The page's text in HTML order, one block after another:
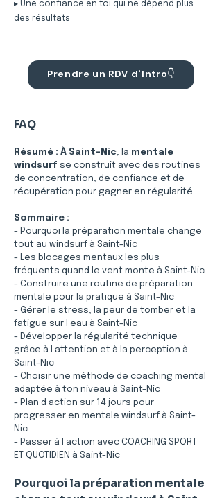
▸ Une confiance en toi qui ne dépend plus
des résultats
Prendre un RDV d'Intro👇
FAQ
Résumé : À Saint-Nic, la mentale
windsurf se construit avec des routines
de concentration, de confiance et de
récupération pour gagner en régularité.
Sommaire :
- Pourquoi la préparation mentale change
tout au windsurf à Saint-Nic
- Les blocages mentaux les plus
fréquents quand le vent monte à Saint-Nic
- Construire une routine de préparation
mentale pour la pratique à Saint-Nic
- Gérer le stress, la peur de tomber et la
fatigue sur l eau à Saint-Nic
- Développer la régularité technique
grâce à l attention et à la perception à
Saint-Nic
- Choisir une méthode de coaching mental
adaptée à ton niveau à Saint-Nic
- Plan d action sur 14 jours pour
progresser en mentale windsurf à Saint-
Nic
- Passer à l action avec COACHING SPORT
ET QUOTIDIEN à Saint-Nic
Pourquoi la préparation mentale